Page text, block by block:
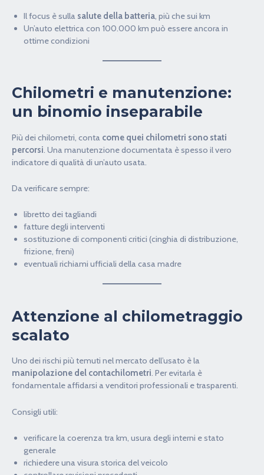
Il focus è sulla salute della batteria, più che sui km
Un’auto elettrica con 100.000 km può essere ancora in
ottime condizioni
Chilometri e manutenzione:
un binomio inseparabile
Più dei chilometri, conta come quei chilometri sono stati
percorsi. Una manutenzione documentata è spesso il vero
indicatore di qualità di un’auto usata.
Da verificare sempre:
libretto dei tagliandi
fatture degli interventi
sostituzione di componenti critici (cinghia di distribuzione,
frizione, freni)
eventuali richiami ufficiali della casa madre
Attenzione al chilometraggio
scalato
Uno dei rischi più temuti nel mercato dell’usato è la
manipolazione del contachilometri. Per evitarla è
fondamentale affidarsi a venditori professionali e trasparenti.
Consigli utili:
verificare la coerenza tra km, usura degli interni e stato
generale
richiedere una visura storica del veicolo